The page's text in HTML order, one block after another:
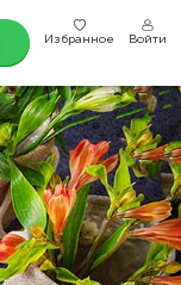
Избранное Войти